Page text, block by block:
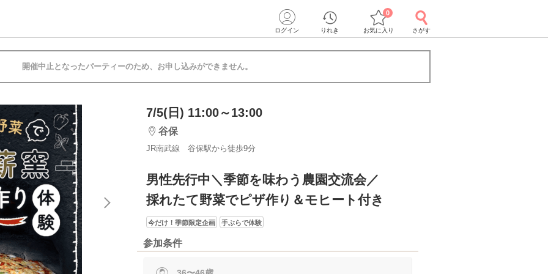
ログイン りれき お気に入り
0
さがす
開催中止となったパーティーのため、お申し込みができません。
7/5(日) 11:00～13:00
谷保
JR南武線 谷保駅から徒歩9分
男性先行中＼季節を味わう農園交流会／
採れたて野菜でピザ作り＆モヒート付き
今だけ！季節限定企画 手ぶらで体験
参加条件